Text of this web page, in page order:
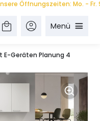
Öffnungszeiten: Mo. - Fr.
Menü
Geräten Planung 4